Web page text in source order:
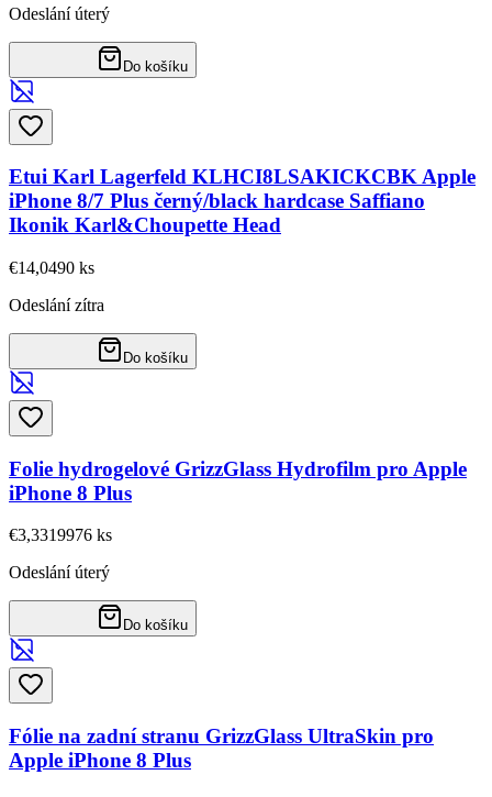
Odeslání úterý
Do košíku
Etui Karl Lagerfeld KLHCI8LSAKICKCBK Apple
iPhone 8/7 Plus černý/black hardcase Saffiano
Ikonik Karl&Choupette Head
€14,0490 ks
Odeslání zítra
Do košíku
Folie hydrogelové GrizzGlass Hydrofilm pro Apple
iPhone 8 Plus
€3,3319976 ks
Odeslání úterý
Do košíku
Fólie na zadní stranu GrizzGlass UltraSkin pro
Apple iPhone 8 Plus